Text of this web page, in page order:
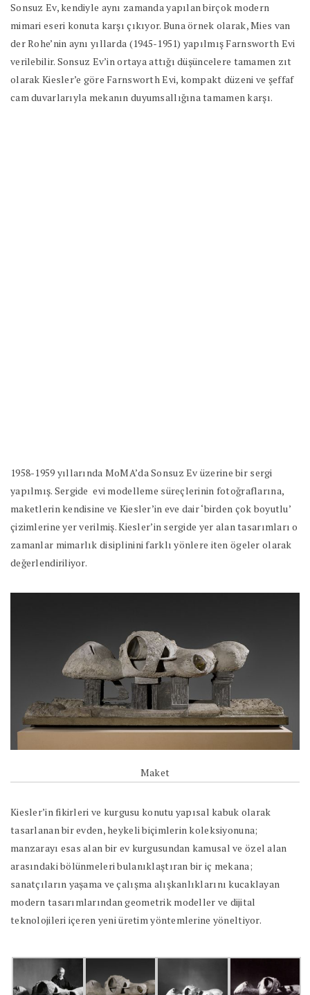
Sonsuz Ev, kendiyle aynı zamanda yapılan birçok modern
mimari eseri konuta karşı çıkıyor. Buna örnek olarak, Mies van
der Rohe’nin aynı yıllarda (1945-1951) yapılmış Farnsworth Evi
verilebilir. Sonsuz Ev’in ortaya attığı düşüncelere tamamen zıt
olarak Kiesler’e göre Farnsworth Evi, kompakt düzeni ve şeffaf
cam duvarlarıyla mekanın duyumsallığına tamamen karşı.
1958-1959 yıllarında MoMA’da Sonsuz Ev üzerine bir sergi
yapılmış. Sergide evi modelleme süreçlerinin fotoğraflarına,
maketlerin kendisine ve Kiesler’in eve dair ‘birden çok boyutlu’
çizimlerine yer verilmiş. Kiesler’in sergide yer alan tasarımları o
zamanlar mimarlık disiplinini farklı yönlere iten ögeler olarak
değerlendiriliyor.
Maket
Kiesler’in fikirleri ve kurgusu konutu yapısal kabuk olarak
tasarlanan bir evden, heykeli biçimlerin koleksiyonuna;
manzarayı esas alan bir ev kurgusundan kamusal ve özel alan
arasındaki bölünmeleri bulanıklaştıran bir iç mekana;
sanatçıların yaşama ve çalışma alışkanlıklarını kucaklayan
modern tasarımlarından geometrik modeller ve dijital
teknolojileri içeren yeni üretim yöntemlerine yöneltiyor.